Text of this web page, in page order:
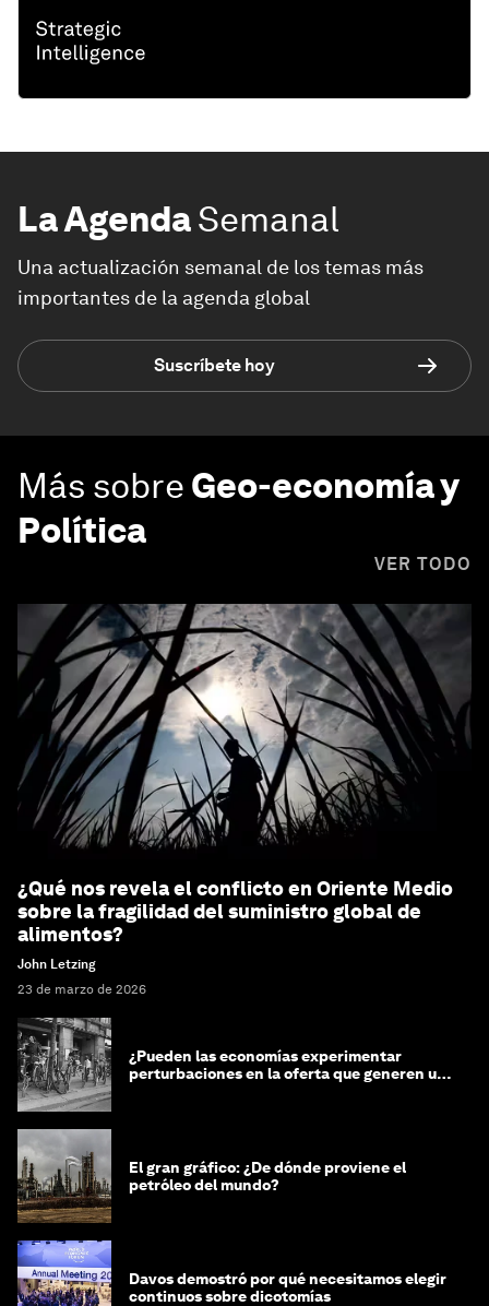
La AgendaSemanal
Una actualización semanal de los temas más
importantes de la agenda global
Suscríbete hoy
Más sobre Geo-economía y
Política
VER TODO
¿Qué nos revela el conflicto en Oriente Medio
sobre la fragilidad del suministro global de
alimentos?
John Letzing
23 de marzo de 2026
¿Pueden las economías experimentar
perturbaciones en la oferta que generen un
El gran gráfico: ¿De dónde proviene el
petróleo del mundo?
Davos demostró por qué necesitamos elegir
continuos sobre dicotomías